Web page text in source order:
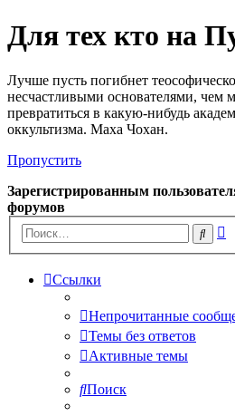
Для тех кто на
Лучше пусть погибнет
несчастливыми основателями, чем
превратиться в какую-нибудь
оккультизма. Маха Чохан.
Пропустить
Зарегистрированным
форумов
Поиск
Ссылки
Непрочитанные
Темы без ответов
Активные темы
Поиск